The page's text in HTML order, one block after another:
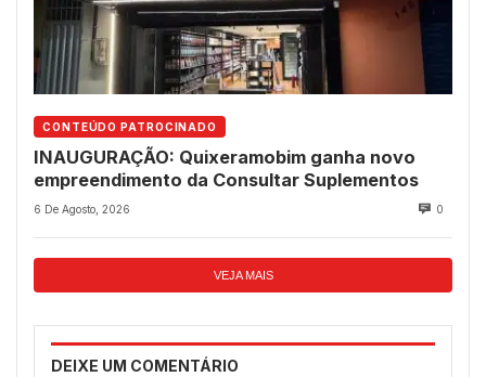
CONTEÚDO PATROCINADO
INAUGURAÇÃO: Quixeramobim ganha novo
empreendimento da Consultar Suplementos
6 De Agosto, 2026 0
VEJA MAIS
DEIXE UM COMENTÁRIO